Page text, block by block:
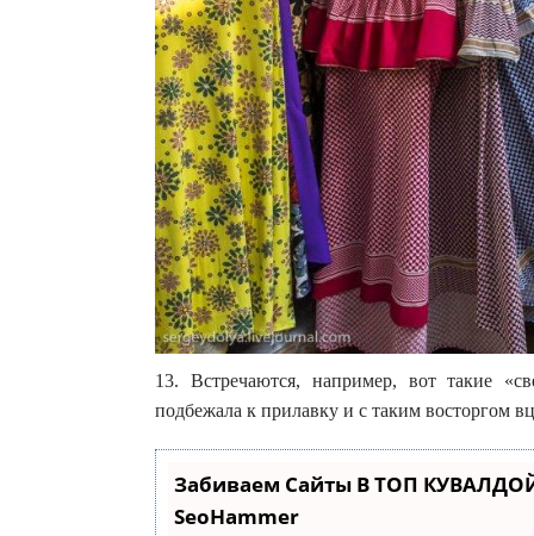
13. Встречаются, например, вот такие
подбежала к прилавку и с таким восторгом
Забиваем Сайты В ТОП
SeoHammer